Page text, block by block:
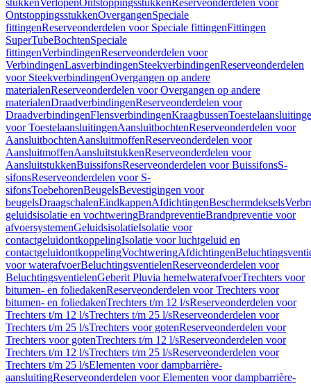
stukkenVerlopenOntstoppingsstukkenReserveonderdelen voor
OntstoppingsstukkenOvergangenSpeciale
fittingenReserveonderdelen voor Speciale fittingenFittingen
SuperTubeBochtenSpeciale
fittingenVerbindingenReserveonderdelen voor
VerbindingenLasverbindingenSteekverbindingenReserveonderdelen
voor SteekverbindingenOvergangen op andere
materialenReserveonderdelen voor Overgangen op andere
materialenDraadverbindingenReserveonderdelen voor
DraadverbindingenFlensverbindingenKraagbussen
voor ToestelaansluitingenAansluitbochtenReserveonderdelen voor
AansluitbochtenAansluitmoffenReserveonderdelen voor
AansluitmoffenAansluitstukkenReserveonderdelen voor
AansluitstukkenBuissifonsReserveonderdelen voor BuissifonsS-
sifonsReserveonderdelen voor S-
sifonsToebehorenBeugelsBevestigingen voor
beugelsDraagschalenEindkappenAfdichtingenBeschermdeksels
geluidsisolatie en vochtweringBrandpreventieBrandpreventie voor
afvoersystemenGeluidsisolatieIsolatie voor
contactgeluidontkoppelingIsolatie voor luchtgeluid en
contactgeluidontkoppelingVochtweringAfdichtingen
voor waterafvoerBeluchtingsventielenReserveonderdelen voor
BeluchtingsventielenGeberit Pluvia hemelwaterafvoerTrechters voor
bitumen- en foliedakenReserveonderdelen voor Trechters voor
bitumen- en foliedakenTrechters t/m 12 l/sReserveonderdelen voor
Trechters t/m 12 l/sTrechters t/m 25 l/sReserveonderdelen voor
Trechters t/m 25 l/sTrechters voor gotenReserveonderdelen voor
Trechters voor gotenTrechters t/m 12 l/sReserveonderdelen voor
Trechters t/m 12 l/sTrechters t/m 25 l/sReserveonderdelen voor
Trechters t/m 25 l/sElementen voor dampbarrière-
aansluitingReserveonderdelen voor Elementen voor dampbarrière-